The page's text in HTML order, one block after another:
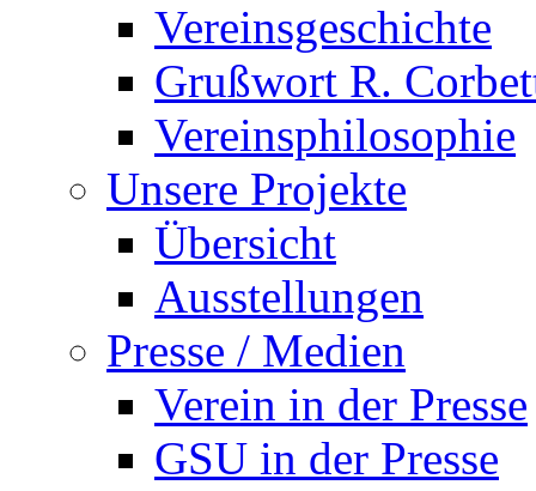
Vereinsgeschichte
Grußwort R.
Vereinsphilosophie
Unsere Projekte
Übersicht
Ausstellungen
Presse / Medien
Verein in der Presse
GSU in der Presse